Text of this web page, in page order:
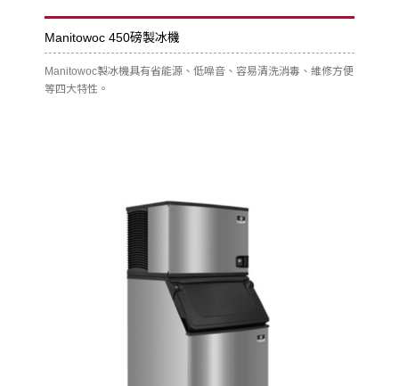
Manitowoc 450磅製冰機
Manitowoc製冰機具有省能源、低噪音、容易清洗消毒、維修方便
等四大特性。